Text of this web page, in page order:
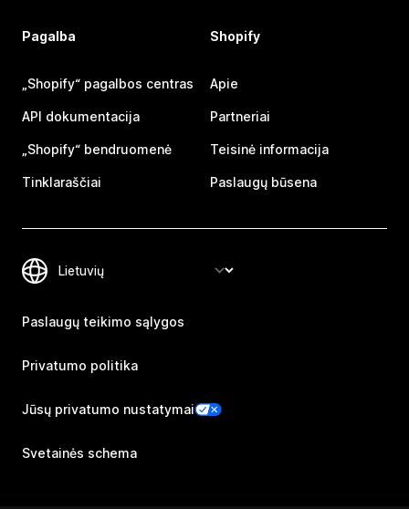
Pagalba
„Shopify“ pagalbos centras
API dokumentacija
„Shopify“ bendruomenė
Tinklaraščiai
Shopify
Apie
Partneriai
Teisinė informacija
Paslaugų būsena
Paslaugų teikimo sąlygos
Privatumo politika
Jūsų privatumo nustatymai
Svetainės schema